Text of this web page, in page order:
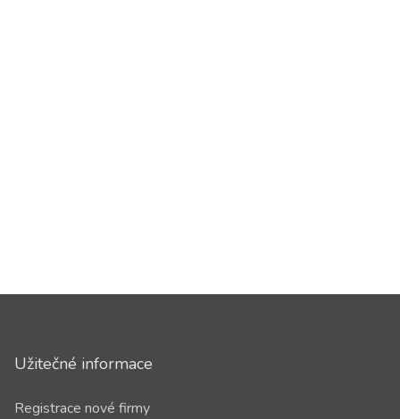
Užitečné informace
Registrace nové firmy